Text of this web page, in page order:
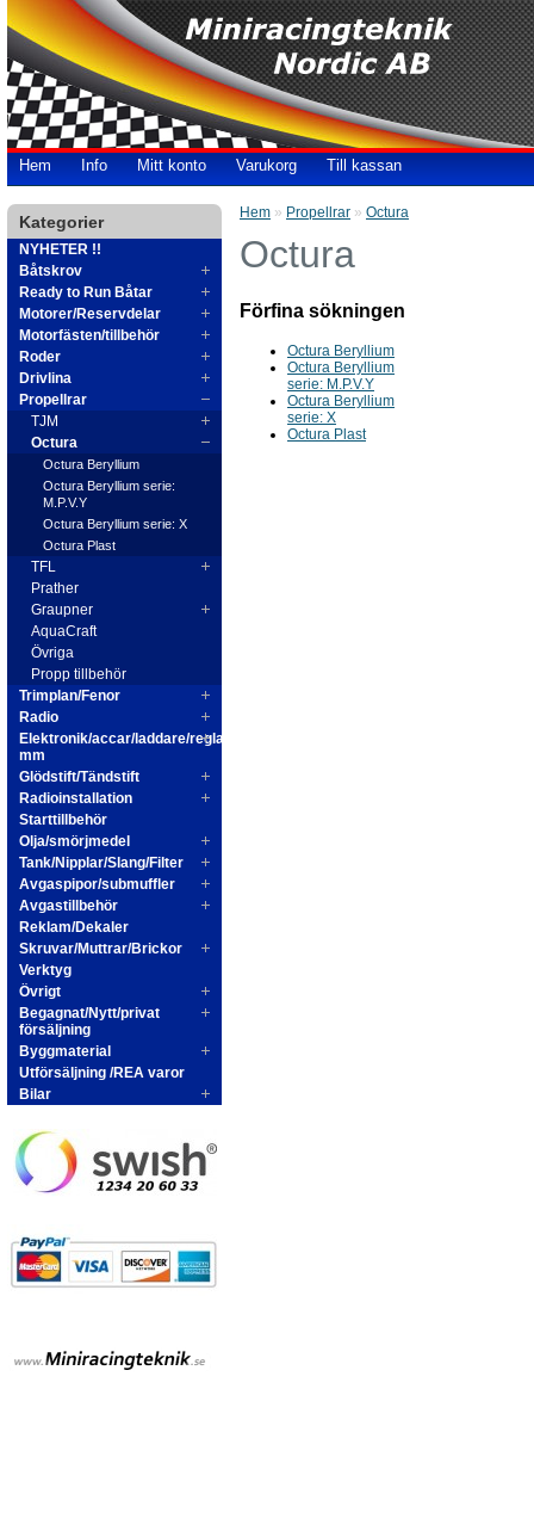
Hem Info Mitt konto Varukorg Till kassan
Kategorier
NYHETER !!
Båtskrov
Ready to Run Båtar
Motorer/Reservdelar
Motorfästen/tillbehör
Roder
Drivlina
Propellrar
TJM
Octura
Octura Beryllium
Octura Beryllium serie:
M.P.V.Y
Octura Beryllium serie: X
Octura Plast
TFL
Prather
Graupner
AquaCraft
Övriga
Propp tillbehör
Trimplan/Fenor
Radio
Elektronik/accar/laddare/reglage
mm
Glödstift/Tändstift
Radioinstallation
Starttillbehör
Olja/smörjmedel
Tank/Nipplar/Slang/Filter
Avgaspipor/submuffler
Avgastillbehör
Reklam/Dekaler
Skruvar/Muttrar/Brickor
Verktyg
Övrigt
Begagnat/Nytt/privat
försäljning
Byggmaterial
Utförsäljning /REA varor
Bilar
Hem » Propellrar » Octura
Octura
Förfina sökningen
Octura Beryllium
Octura Beryllium
serie: M.P.V.Y
Octura Beryllium
serie: X
Octura Plast